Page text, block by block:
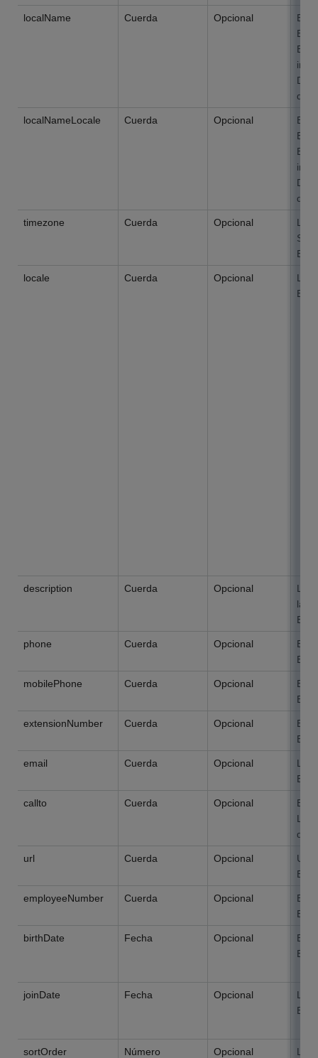
localName Cuerda Opcional
El
El
localNameLocale Cuerda Opcional
El
El
timezone Cuerda Opcional
La
Se
El
locale Cuerda Opcional
La
description Cuerda Opcional
La
la
El
phone Cuerda Opcional
El
El
mobilePhone Cuerda Opcional
El
El
extensionNumber Cuerda Opcional
El
El
email Cuerda Opcional
La
El
callto Cuerda Opcional
El
Las
de
url Cuerda Opcional
URL
El
employeeNumber Cuerda Opcional
El
El
birthDate Fecha Opcional
El
joinDate Fecha Opcional
La
sortOrder Número Opcional
La